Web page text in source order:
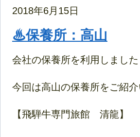
2018年6月15日
♨保養所：高山
会社の保養所を利用しました
今回は高山の保養所をご紹
【飛騨牛専門旅館 清龍】